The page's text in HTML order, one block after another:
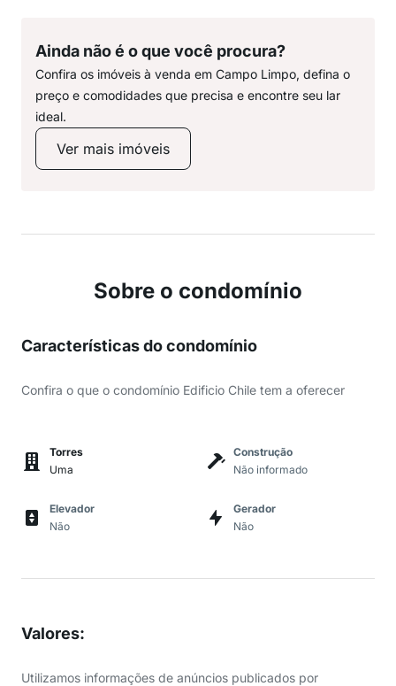
Ainda não é o que você procura?
Confira os imóveis à venda em Campo Limpo, defina o
preço e comodidades que precisa e encontre seu lar
ideal.
Ver mais imóveis
Sobre o condomínio
Características do condomínio
Confira o que o condomínio Edificio Chile tem a oferecer
Torres
Uma
Construção
Não informado
Elevador
Não
Gerador
Não
Valores:
Utilizamos informações de anúncios publicados por